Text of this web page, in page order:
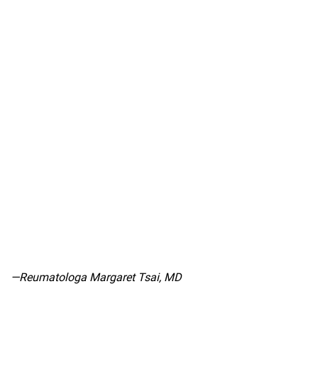
—Reumatologa Margaret Tsai, MD